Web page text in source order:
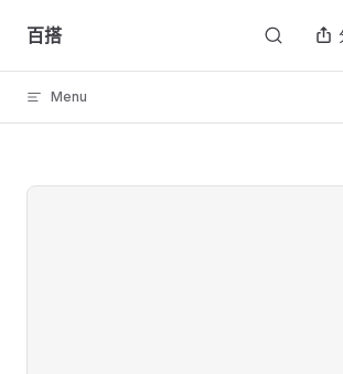
Skip to content
百搭
Menu